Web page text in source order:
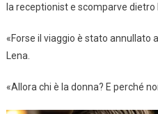
la receptionist e scomparve dietro
«Forse il viaggio è stato annullato
Lena.
«Allora chi è la donna? E perché